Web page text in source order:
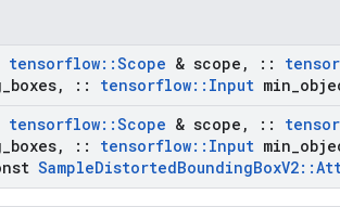
tensorflow::Scope & scope , ::
boxes, :: tensorflow:: Input min
tensorflow::Scope & scope , ::
boxes, :: tensorflow:: Input min
SampleDistortedBoundingBoxV2::